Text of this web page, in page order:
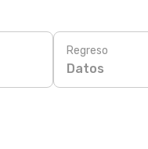
Regreso
Datos